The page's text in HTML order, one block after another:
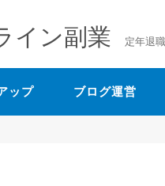
イン副業 定年退
ップ ブログ運営